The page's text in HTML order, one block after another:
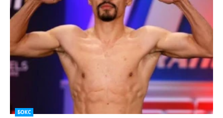
БОКС